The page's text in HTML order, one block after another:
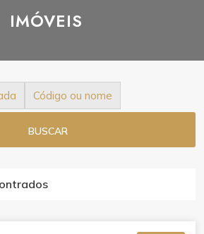
IMÓVEIS
Código ou nome
BUSCAR